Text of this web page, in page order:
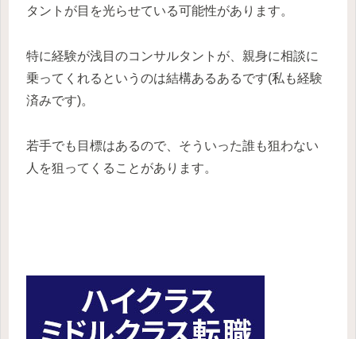
タントが目を光らせている可能性があります。
特に経験が浅目のコンサルタントが、親身に相談に
乗ってくれるというのは結構あるあるです(私も経験
済みです)。
若手でも目標はあるので、そういった誰も狙わない
人を狙ってくることがあります。